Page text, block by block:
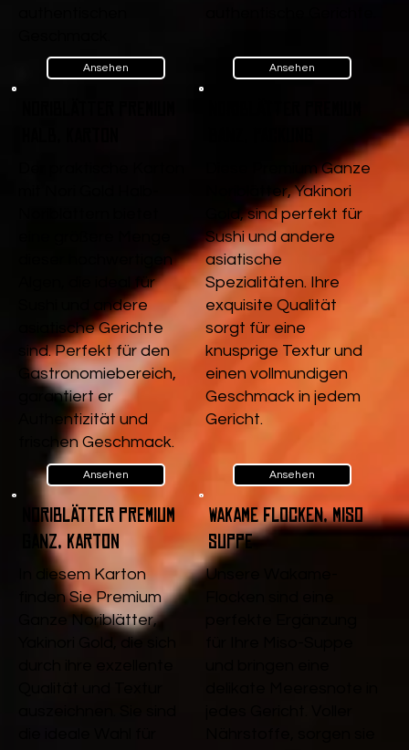
Ansehen Ansehen
dieser hochwertigen
Algen, die ideal für
Sushi und andere
asiatische Gerichte
sind. Perfekt für den
Gastronomiebereich,
garantiert er
Authentizität und
frischen Geschmack.
Ansehen
Diese Premium Ganze
Noriblätter, Yakinori
Gold, sind perfekt für
Sushi und andere
asiatische
Spezialitäten. Ihre
exquisite Qualität
sorgt für eine
knusprige Textur und
einen vollmundigen
Geschmack in jedem
Gericht.
Ansehen
Noriblätter Premium
Ganz, Karton
In diesem Karton
finden Sie Premium
Ganze Noriblätter,
Yakinori Gold, die sich
Wakame Flocken, Miso
Suppe
Unsere Wakame-